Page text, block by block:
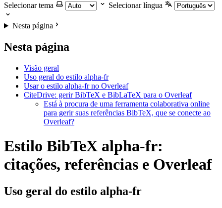
Selecionar tema
Selecionar língua
Nesta página
Nesta página
Visão geral
Uso geral do estilo alpha-fr
Usar o estilo alpha-fr no Overleaf
CiteDrive: gerir BibTeX e BibLaTeX para o Overleaf
Está à procura de uma ferramenta colaborativa online
para gerir suas referências BibTeX, que se conecte ao
Overleaf?
Estilo BibTeX alpha-fr:
citações, referências e Overleaf
Uso geral do estilo alpha-fr